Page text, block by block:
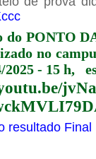
do PONTO
no
2025 - 15 h,
resultado Final